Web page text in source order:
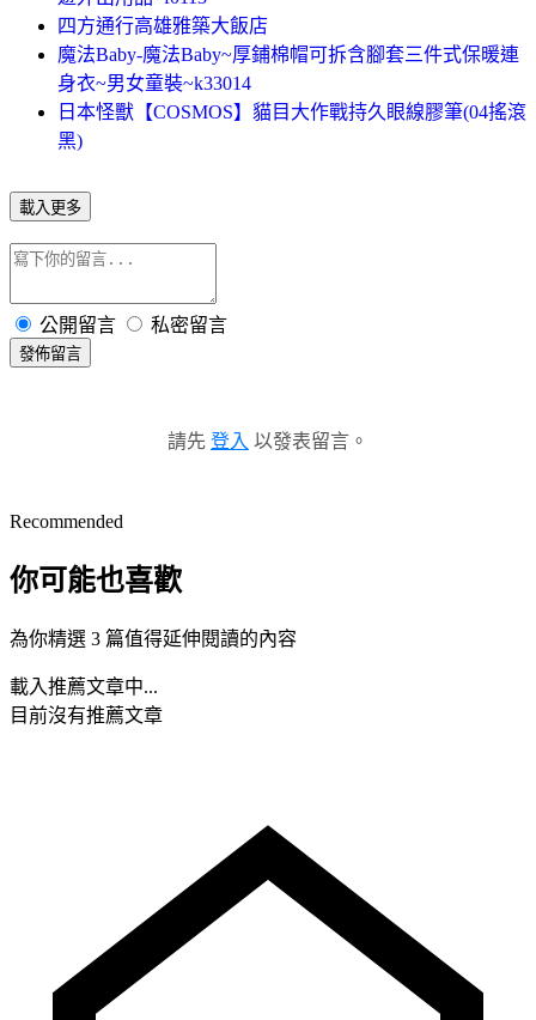
四方通行高雄雅築大飯店
魔法Baby-魔法Baby~厚鋪棉帽可拆含腳套三件式保暖連
身衣~男女童裝~k33014
日本怪獸【COSMOS】貓目大作戰持久眼線膠筆(04搖滾
黑)
載入更多
公開留言 私密留言
發佈留言
請先 登入 以發表留言。
Recommended
你可能也喜歡
為你精選 3 篇值得延伸閱讀的內容
載入推薦文章中...
目前沒有推薦文章